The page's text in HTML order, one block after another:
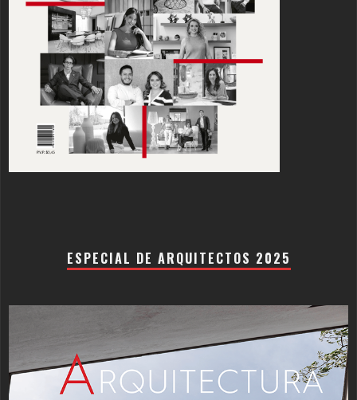
ESPECIAL DE ARQUITECTOS 2025